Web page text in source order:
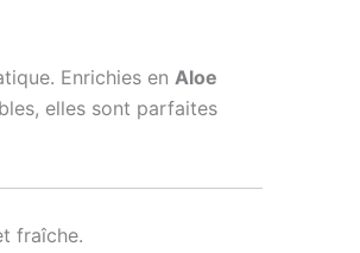
Enrichies en Aloe
elles sont parfaites
fraîche.